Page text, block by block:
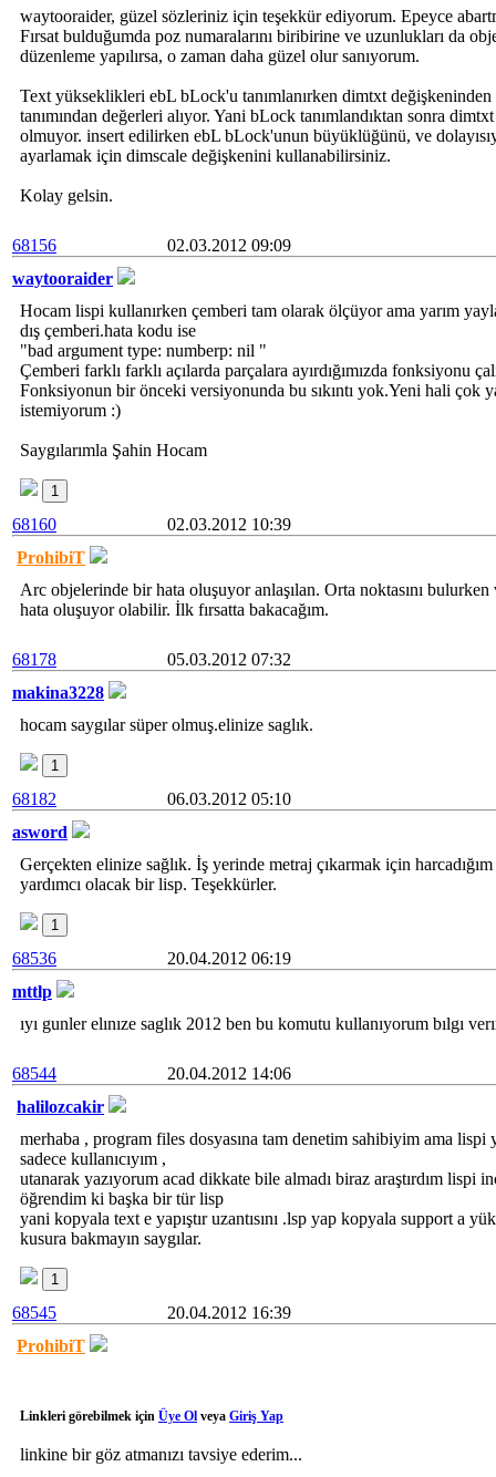
waytooraider, güzel sözleriniz için teşekkür ediyorum. Epeyce
Fırsat bulduğumda poz numaralarını biribirine ve uzunlukları da
düzenleme yapılırsa, o zaman daha güzel olur sanıyorum.
Text yükseklikleri ebL bLock'u tanımlanırken dimtxt değişkeninden
tanımından değerleri alıyor. Yani bLock tanımlandıktan sonra
olmuyor. insert edilirken ebL bLock'unun büyüklüğünü, ve
ayarlamak için dimscale değişkenini kullanabilirsiniz.
Kolay gelsin.
68156
02.03.2012 09:09
waytooraider
Hocam lispi kullanırken çemberi tam olarak ölçüyor ama yarım
dış çemberi.hata kodu ise
"bad argument type: numberp: nil "
Çemberi farklı farklı açılarda parçalara ayırdığımızda fonksiyonu
Fonksiyonun bir önceki versiyonunda bu sıkıntı yok.Yeni hali çok
istemiyorum :)
Saygılarımla Şahin Hocam
1
68160
02.03.2012 10:39
ProhibiT
Arc objelerinde bir hata oluşuyor anlaşılan. Orta noktasını
hata oluşuyor olabilir. İlk fırsatta bakacağım.
68178
05.03.2012 07:32
makina3228
hocam saygılar süper olmuş.elinize saglık.
1
68182
06.03.2012 05:10
asword
Gerçekten elinize sağlık. İş yerinde metraj çıkarmak için
yardımcı olacak bir lisp. Teşekkürler.
1
68536
20.04.2012 06:19
mttlp
ıyı gunler elınıze saglık 2012 ben bu komutu kullanıyorum bılgı
68544
20.04.2012 14:06
halilozcakir
merhaba , program files dosyasına tam denetim sahibiyim ama
sadece kullanıcıyım ,
utanarak yazıyorum acad dikkate bile almadı biraz araştırdım lispi
öğrendim ki başka bir tür lisp
yani kopyala text e yapıştır uzantısını .lsp yap kopyala support a
kusura bakmayın saygılar.
1
68545
20.04.2012 16:39
ProhibiT
Linkleri görebilmek için Üye Ol veya Giriş Yap
linkine bir göz atmanızı tavsiye ederim...